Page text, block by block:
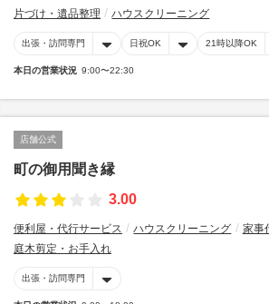
片づけ・遺品整理 ハウスクリーニング
出張・訪問専門 日祝OK 21時以降OK
本日の営業状況 9:00〜22:30
店舗公式
町の御用聞き縁
3.00
便利屋・代行サービス ハウスクリーニング
家事
庭木剪定・お手入れ
出張・訪問専門